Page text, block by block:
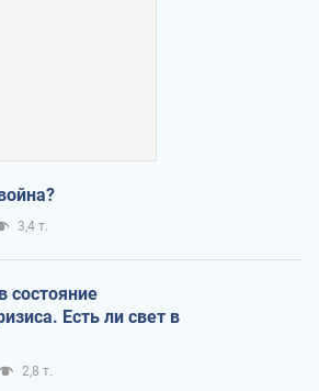
3,4 т.
состояние
Есть ли свет в
2,8 т.